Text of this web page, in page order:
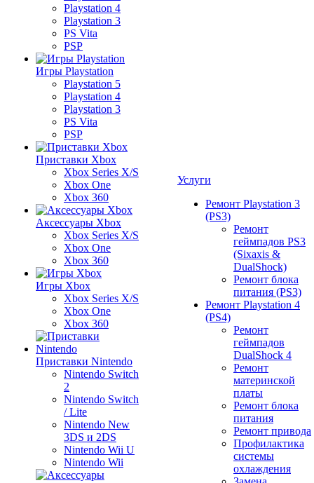
Playstation 4
Playstation 3
PS Vita
PSP
Игры Playstation
Playstation 5
Playstation 4
Playstation 3
PS Vita
PSP
Приставки Xbox
Xbox Series X/S
Xbox One
Xbox 360
Аксессуары Xbox
Xbox Series X/S
Xbox One
Xbox 360
Игры Xbox
Xbox Series X/S
Xbox One
Xbox 360
Приставки Nintendo
Nintendo Switch
2
Nintendo Switch
/ Lite
Nintendo New
3DS и 2DS
Nintendo Wii U
Nintendo Wii
Услуги
Ремонт Playstation 3
(PS3)
Ремонт
геймпадов PS3
(Sixaxis &
DualShock)
Ремонт блока
питания (PS3)
Ремонт Playstation 4
(PS4)
Ремонт
геймпадов
DualShock 4
Ремонт
материнской
платы
Ремонт блока
питания
Ремонт привода
Профилактика
системы
охлаждения